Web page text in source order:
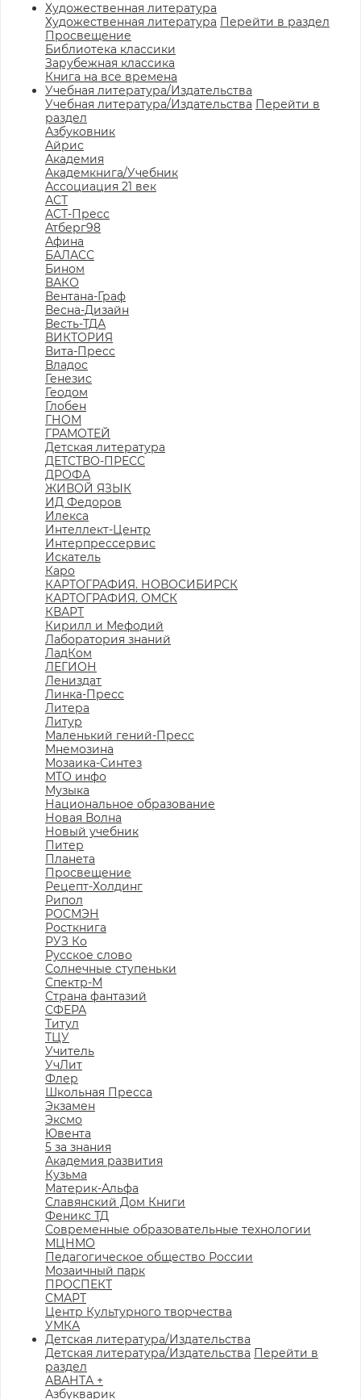
Художественная литература
Художественная литература Перейти в раздел
Просвещение
Библиотека классики
Зарубежная классика
Книга на все времена
Учебная литература/Издательства
Учебная литература/Издательства Перейти в
раздел
Азбуковник
Айрис
Академия
Академкнига/Учебник
Ассоциация 21 век
АСТ
АСТ-Пресс
Атберг98
Афина
БАЛАСС
Бином
ВАКО
Вентана-Граф
Весна-Дизайн
Весть-ТДА
ВИКТОРИЯ
Вита-Пресс
Владос
Генезис
Геодом
Глобен
ГНОМ
ГРАМОТЕЙ
Детская литература
ДЕТСТВО-ПРЕСС
ДРОФА
ЖИВОЙ ЯЗЫК
ИД Федоров
Илекса
Интеллект-Центр
Интерпрессервис
Искатель
Каро
КАРТОГРАФИЯ. НОВОСИБИРСК
КАРТОГРАФИЯ. ОМСК
КВАРТ
Кирилл и Мефодий
Лаборатория знаний
ЛадКом
ЛЕГИОН
Лениздат
Линка-Пресс
Литера
Литур
Маленький гений-Пресс
Мнемозина
Мозаика-Синтез
МТО инфо
Музыка
Национальное образование
Новая Волна
Новый учебник
Питер
Планета
Просвещение
Рецепт-Холдинг
Рипол
РОСМЭН
Росткнига
РУЗ Ко
Русское слово
Солнечные ступеньки
Спектр-М
Страна фантазий
СФЕРА
Титул
ТЦУ
Учитель
УчЛит
Флер
Школьная Пресса
Экзамен
Эксмо
Ювента
5 за знания
Академия развития
Кузьма
Материк-Альфа
Славянский Дом Книги
Феникс ТД
Современные образовательные технологии
МЦНМО
Педагогическое общество России
Мозаичный парк
ПРОСПЕКТ
СМАРТ
Центр Культурного творчества
УМКА
Детская литература/Издательства
Детская литература/Издательства Перейти в
раздел
АВАНТА +
Азбукварик